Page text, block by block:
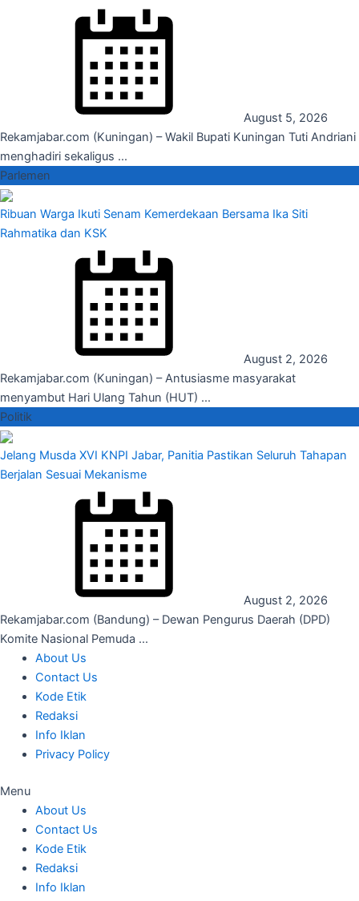
August 5, 2026
Rekamjabar.com (Kuningan) – Wakil Bupati Kuningan Tuti Andriani
menghadiri sekaligus ...
Parlemen
Ribuan Warga Ikuti Senam Kemerdekaan Bersama Ika Siti
Rahmatika dan KSK
August 2, 2026
Rekamjabar.com (Kuningan) – Antusiasme masyarakat
menyambut Hari Ulang Tahun (HUT) ...
Politik
Jelang Musda XVI KNPI Jabar, Panitia Pastikan Seluruh Tahapan
Berjalan Sesuai Mekanisme
August 2, 2026
Rekamjabar.com (Bandung) – Dewan Pengurus Daerah (DPD)
Komite Nasional Pemuda ...
About Us
Contact Us
Kode Etik
Redaksi
Info Iklan
Privacy Policy
Menu
About Us
Contact Us
Kode Etik
Redaksi
Info Iklan